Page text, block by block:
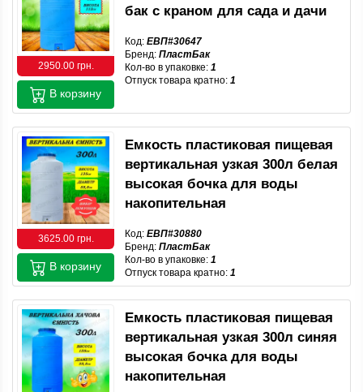
2950.00 грн.
бак с краном для сада и дачи
Код: ЕВП#30647
Бренд: ПластБак
Кол-во в упаковке: 1
Отпуск товара кратно: 1
В корзину
3625.00 грн.
Емкость пластиковая пищевая
вертикальная узкая 300л белая
высокая бочка для воды
накопительная
Код: ЕВП#30880
Бренд: ПластБак
Кол-во в упаковке: 1
Отпуск товара кратно: 1
В корзину
Емкость пластиковая пищевая
вертикальная узкая 300л синяя
высокая бочка для воды
накопительная